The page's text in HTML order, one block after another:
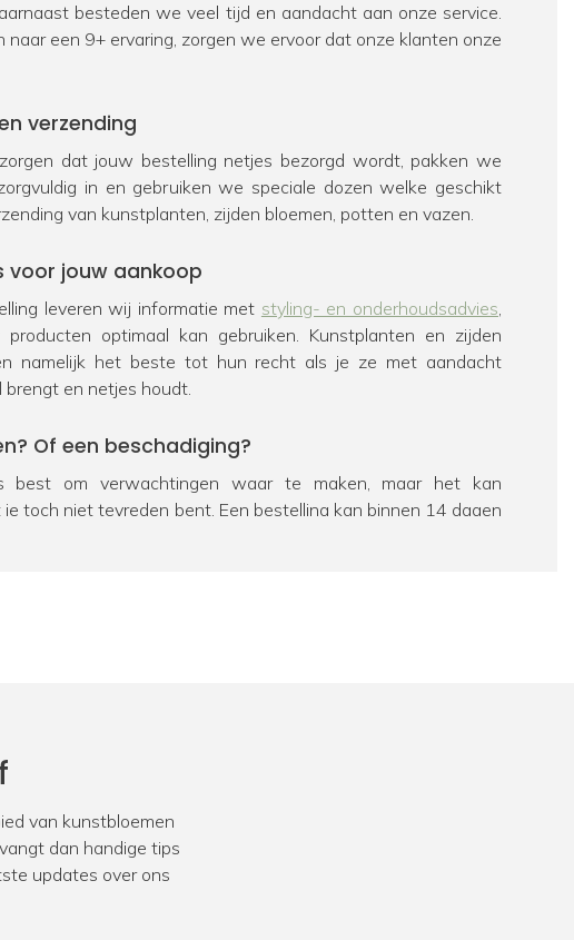
besteden we veel tijd en aandacht aan onze service.
naar een 9+ ervaring, zorgen we ervoor dat onze klanten onze
verzending
dat jouw bestelling netjes bezorgd wordt, pakken we
in en gebruiken we speciale dozen welke geschikt
van kunstplanten, zijden bloemen, potten en vazen.
voor jouw aankoop
leveren wij informatie met styling- en onderhoudsadvies,
optimaal kan gebruiken. Kunstplanten en zijden
namelijk het beste tot hun recht als je ze met aandacht
brengt en netjes houdt.
Of een beschadiging?
best om verwachtingen waar te maken, maar het kan
toch niet tevreden bent. Een bestelling kan binnen 14 dagen
hebben we veel ervaring in het opleveren van
Ook werken we vaak samen met interieurstylisten en
jij op zoek naar aankleding met kunstbeplanting voor een
van kunstbloemen
dan handige tips
updates over ons